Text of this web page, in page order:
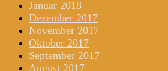
Januar 2018
Dezember 2017
November 2017
Oktober 2017
September 2017
August 2017